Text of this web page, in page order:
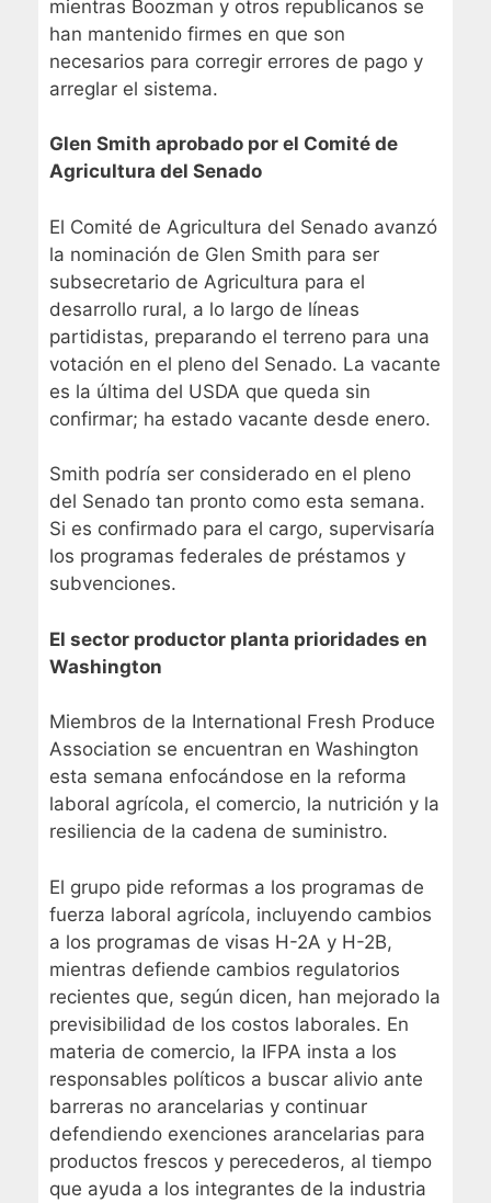
mientras Boozman y otros republicanos se
han mantenido firmes en que son
necesarios para corregir errores de pago y
arreglar el sistema.
Glen Smith aprobado por el Comité de
Agricultura del Senado
El Comité de Agricultura del Senado avanzó
la nominación de Glen Smith para ser
subsecretario de Agricultura para el
desarrollo rural, a lo largo de líneas
partidistas, preparando el terreno para una
votación en el pleno del Senado. La vacante
es la última del USDA que queda sin
confirmar; ha estado vacante desde enero.
Smith podría ser considerado en el pleno
del Senado tan pronto como esta semana.
Si es confirmado para el cargo, supervisaría
los programas federales de préstamos y
subvenciones.
El sector productor planta prioridades en
Washington
Miembros de la International Fresh Produce
Association se encuentran en Washington
esta semana enfocándose en la reforma
laboral agrícola, el comercio, la nutrición y la
resiliencia de la cadena de suministro.
El grupo pide reformas a los programas de
fuerza laboral agrícola, incluyendo cambios
a los programas de visas H-2A y H-2B,
mientras defiende cambios regulatorios
recientes que, según dicen, han mejorado la
previsibilidad de los costos laborales. En
materia de comercio, la IFPA insta a los
responsables políticos a buscar alivio ante
barreras no arancelarias y continuar
defendiendo exenciones arancelarias para
productos frescos y perecederos, al tiempo
que ayuda a los integrantes de la industria